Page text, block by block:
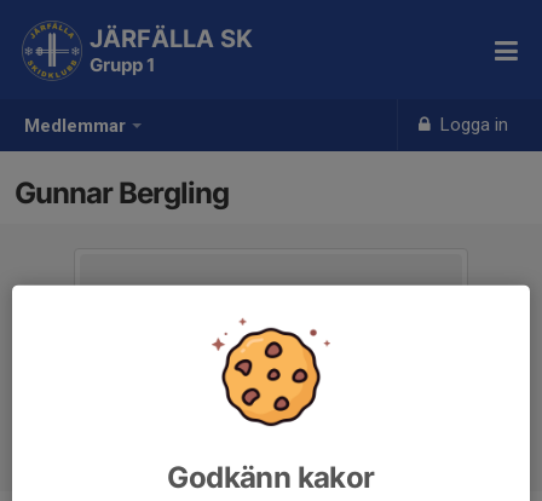
Medlemmar Logga in
JÄRFÄLLA SK
Grupp 1
Gunnar Bergling
Godkänn kakor